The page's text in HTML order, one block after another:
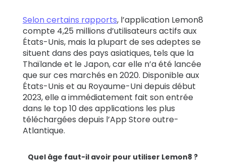
Selon certains rapports, l’application Lemon8
compte 4,25 millions d’utilisateurs actifs aux
États-Unis, mais la plupart de ses adeptes se
situent dans des pays asiatiques, tels que la
Thaïlande et le Japon, car elle n’a été lancée
que sur ces marchés en 2020. Disponible aux
États-Unis et au Royaume-Uni depuis début
2023, elle a immédiatement fait son entrée
dans le top 10 des applications les plus
téléchargées depuis l’App Store outre-
Atlantique.
Quel âge faut-il avoir pour utiliser Lemon8 ?